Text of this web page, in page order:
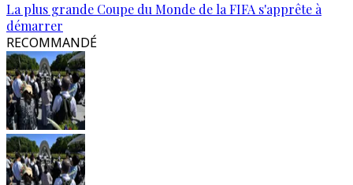
La plus grande Coupe du Monde de la FIFA s'apprête à
démarrer
RECOMMANDÉ